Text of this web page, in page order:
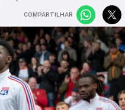
COMPARTILHAR